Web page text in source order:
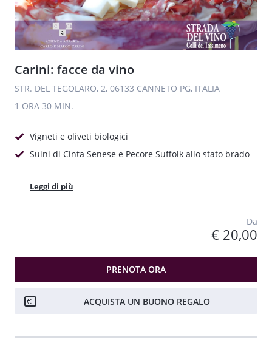
Carini: facce da vino
STR. DEL TEGOLARO, 2, 06133 CANNETO PG, ITALIA
1 ORA 30 MIN.
Vigneti e oliveti biologici
Suini di Cinta Senese e Pecore Suffolk allo stato brado
Leggi di più
Da
€ 20,00
PRENOTA ORA
ACQUISTA UN BUONO REGALO